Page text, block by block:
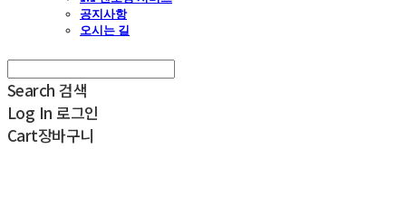
공지사항
오시는 길
Search 검색
Log In 로그인
Cart장바구니